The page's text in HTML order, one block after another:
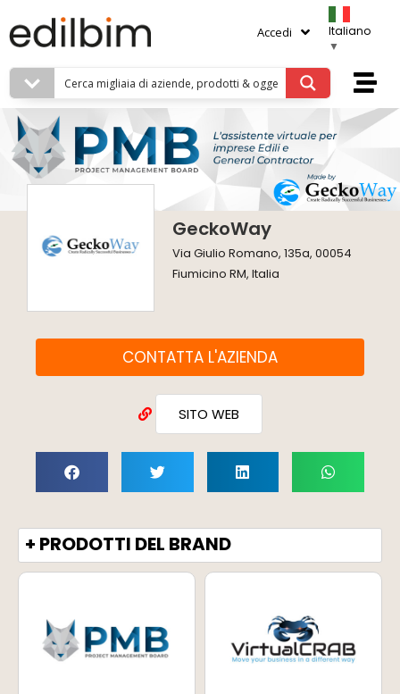
Accedi
Italiano
▼
GeckoWay
Via Giulio Romano, 135a, 00054
Fiumicino RM, Italia
CONTATTA L'AZIENDA
SITO WEB
+ PRODOTTI DEL BRAND